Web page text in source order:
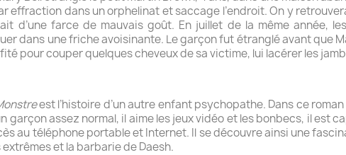
effraction dans un orphelinat et saccage l’endroit. On y
d’une farce de mauvais goût. En juillet de la même année,
dans une friche avoisinante. Le garçon fut étranglé avant que
pour couper quelques cheveux de sa victime, lui lacérer les
est l’histoire d’un autre enfant psychopathe. Dans ce
garçon assez normal, il aime les jeux vidéo et les bonbecs, il est
au téléphone portable et Internet. Il se découvre ainsi une
et la barbarie de Daesh.